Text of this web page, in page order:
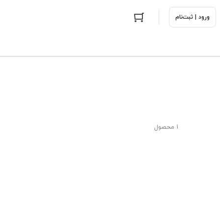
ورود | ثبت‌نام
1 محصول